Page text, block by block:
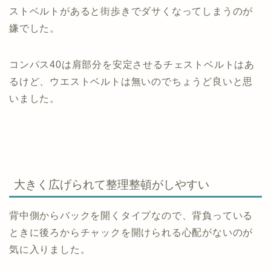
ストベルトがあると街歩きでダサくなってしまうのが
嫌でした。
コンパス40は肩部分を安定させるチェストベルトはあ
るけど、ウエストベルトは無いのでちょうど良いと思
いました。
大きく広げられて整理整頓がしやすい
背中側からバックを開くタイプなので、背負っている
ときに後ろからチャックを開けられる心配がないのが
気に入りました。